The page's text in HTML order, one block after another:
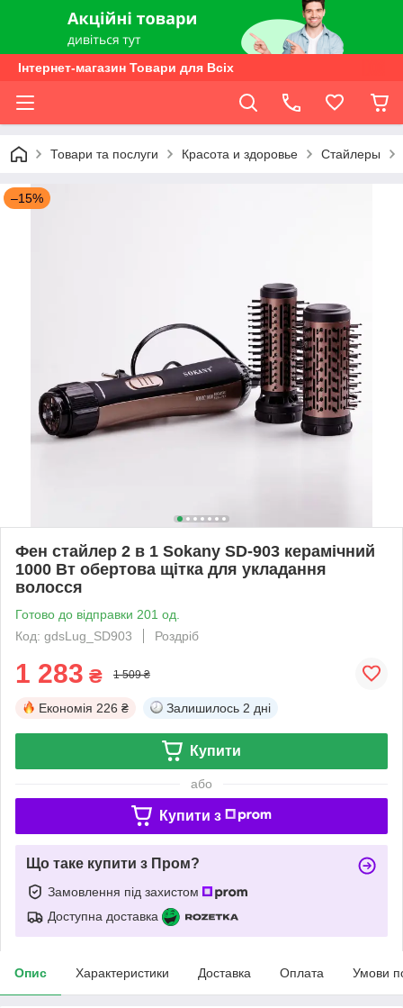
Інтернет-магазин Товари для Всіх
Товари та послуги Красота и здоровье Стайлеры
–15%
Фен стайлер 2 в 1 Sokany SD-903 керамічний
1000 Вт обертова щітка для укладання
волосся
Готово до відправки 201 од.
Код: gdsLug_SD903
Роздріб
1 283 ₴ 1 509 ₴
Економія 226 ₴ Залишилось 2 дні
Купити
або
Купити з
Що таке купити з Пром?
Замовлення під захистом
Доступна доставка
Опис Характеристики Доставка Оплата Умови